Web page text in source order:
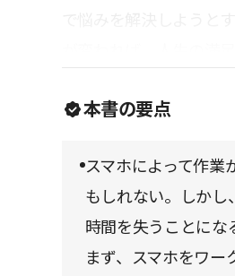
本書の要点
スマホによって作業
もしれない。しかし
時間を失うことにな
まず、スマホをワー